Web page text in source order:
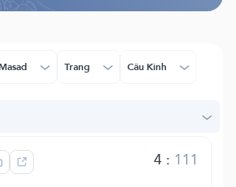
Trang Câu Kinh
4: 111